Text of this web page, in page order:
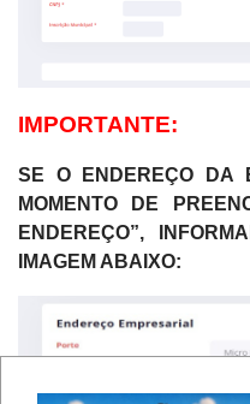
IMPORTANTE:
SE O ENDEREÇO DA
MOMENTO DE
ENDEREÇO”,
IMAGEM ABAIXO: